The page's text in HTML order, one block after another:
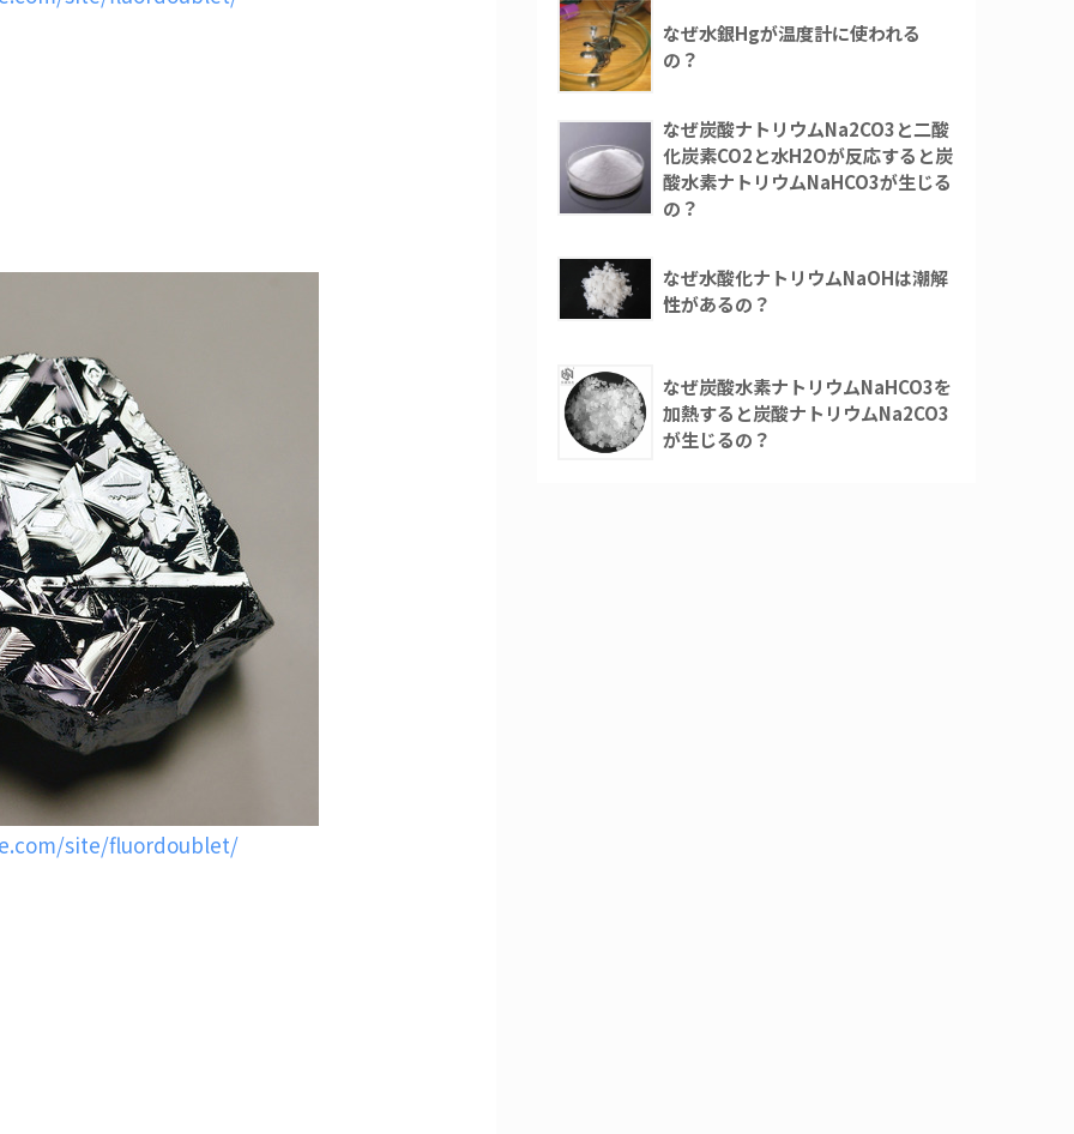
site/fluordoublet/
なぜ水銀Hgが温度計に使われる
の？
なぜ炭酸ナトリウムNa2CO3と二酸
化炭素CO2と水H2Oが反応すると炭
酸水素ナトリウムNaHCO3が生じる
の？
なぜ水酸化ナトリウムNaOHは潮解
性があるの？
なぜ炭酸水素ナトリウムNaHCO3を
加熱すると炭酸ナトリウムNa2CO3
が生じるの？